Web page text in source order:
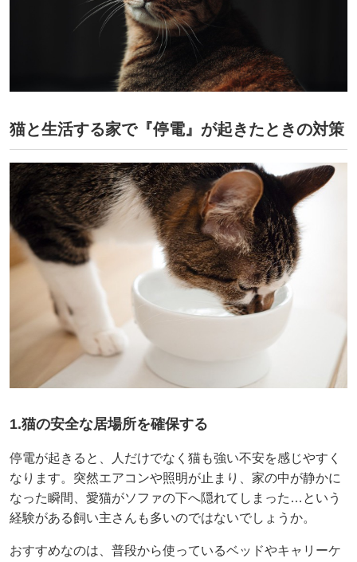
猫と生活する家で『停電』が起きたときの対策
1.猫の安全な居場所を確保する
停電が起きると、人だけでなく猫も強い不安を感じやすく
なります。突然エアコンや照明が止まり、家の中が静かに
なった瞬間、愛猫がソファの下へ隠れてしまった…という
経験がある飼い主さんも多いのではないでしょうか。
おすすめなのは、普段から使っているベッドやキャリーケ